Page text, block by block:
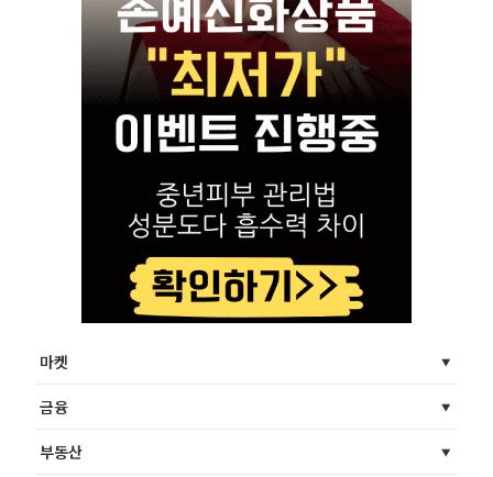
마켓
금융
부동산